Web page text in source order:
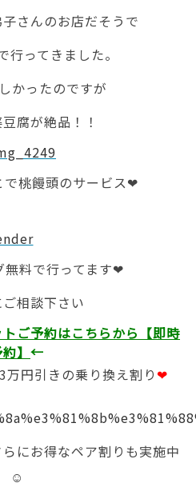
さんのお店だそうで
行ってきました。
かったのですが
腐が絶品！！
で桃饅頭のサービス❤
無料で行ってます❤
相談下さい
ご予約はこちらから【即時
】 ←
万円引きの乗り換え割り ❤
にお得なペア割りも実施中
☺